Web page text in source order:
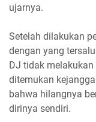
ujarnya.
Setelah dilakukan
dengan yang
DJ tidak
ditemukan
bahwa hilangnya
dirinya sendiri.